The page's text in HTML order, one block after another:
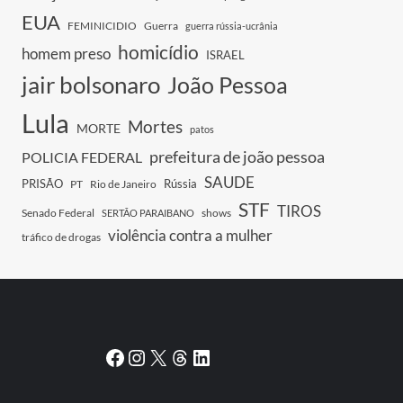
EUA FEMINICIDIO Guerra guerra rússia-ucrânia
homem preso homicídio ISRAEL
jair bolsonaro João Pessoa
Lula MORTE Mortes patos
POLICIA FEDERAL prefeitura de joão pessoa
PRISÃO PT Rio de Janeiro Rússia SAUDE
Senado Federal SERTÃO PARAIBANO shows STF TIROS
tráfico de drogas violência contra a mulher
Facebook
Instagram
X Threads
LinkedIn